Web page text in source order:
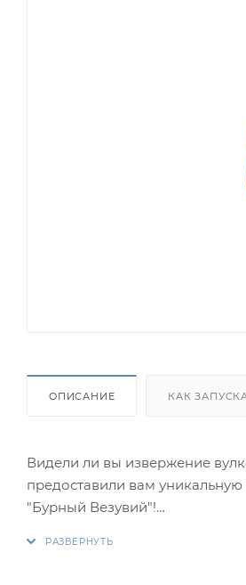
ОПИСАНИЕ КАК
Видели ли вы извержение
предоставили вам
"Бурный Везувий"!